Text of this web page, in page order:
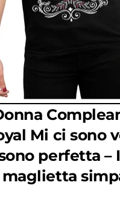
Mi ci sono
perfetta –
maglietta